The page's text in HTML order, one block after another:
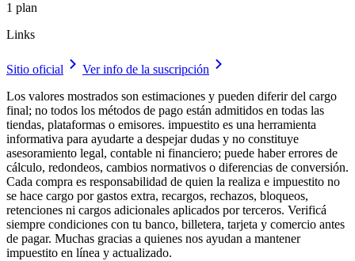
1 plan
Links
Sitio oficial
Ver info de la suscripción
Los valores mostrados son estimaciones y pueden diferir del cargo
final; no todos los métodos de pago están admitidos en todas las
tiendas, plataformas o emisores. impuestito es una herramienta
informativa para ayudarte a despejar dudas y no constituye
asesoramiento legal, contable ni financiero; puede haber errores de
cálculo, redondeos, cambios normativos o diferencias de conversión.
Cada compra es responsabilidad de quien la realiza e impuestito no
se hace cargo por gastos extra, recargos, rechazos, bloqueos,
retenciones ni cargos adicionales aplicados por terceros. Verificá
siempre condiciones con tu banco, billetera, tarjeta y comercio antes
de pagar. Muchas gracias a quienes nos ayudan a mantener
impuestito en línea y actualizado.